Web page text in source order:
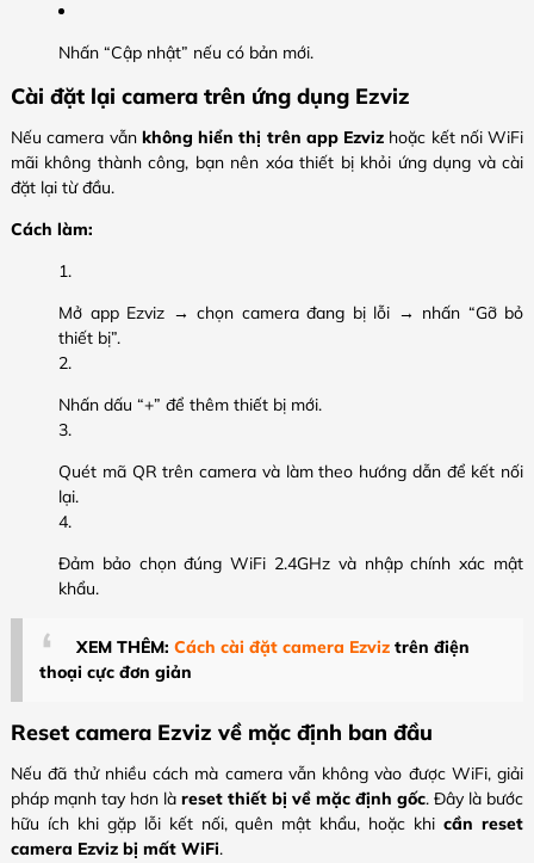
Nhấn “Cập nhật” nếu có bản mới.
Cài đặt lại camera trên ứng dụng Ezviz
Nếu camera vẫn không hiển thị trên app Ezviz hoặc kết nối WiFi
mãi không thành công, bạn nên xóa thiết bị khỏi ứng dụng và cài
đặt lại từ đầu.
Cách làm:
Mở app Ezviz → chọn camera đang bị lỗi → nhấn “Gỡ bỏ
thiết bị”.
Nhấn dấu “+” để thêm thiết bị mới.
Quét mã QR trên camera và làm theo hướng dẫn để kết nối
lại.
Đảm bảo chọn đúng WiFi 2.4GHz và nhập chính xác mật
khẩu.
XEM THÊM: Cách cài đặt camera Ezviz trên điện
thoại cực đơn giản
Reset camera Ezviz về mặc định ban đầu
Nếu đã thử nhiều cách mà camera vẫn không vào được WiFi, giải
pháp mạnh tay hơn là reset thiết bị về mặc định gốc. Đây là bước
hữu ích khi gặp lỗi kết nối, quên mật khẩu, hoặc khicần reset
camera Ezviz bị mất WiFi.